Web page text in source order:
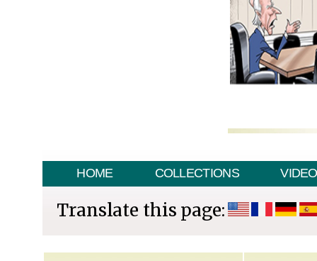
HOME COLLECTIONS VIDEO
Translate this page: